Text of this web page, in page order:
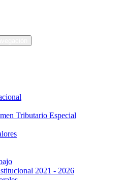
Tributario Especial
2021 - 2026